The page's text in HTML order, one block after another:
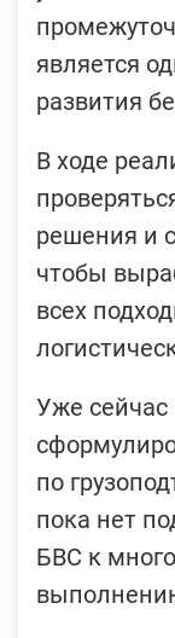
является
развития
В ходе
решения и
чтобы
всех
Уже сейчас
по
пока нет
БВС к